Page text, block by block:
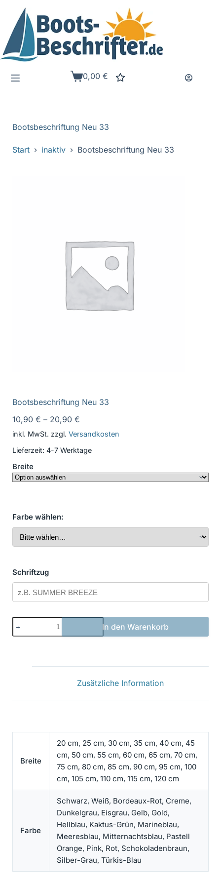
Inhalt
springen
Warenkorb
0,00€
Bootsbeschriftung Neu 33
Start inaktiv Bootsbeschriftung Neu 33
Bootsbeschriftung Neu 33
10,90 € – 20,90 €
inkl. MwSt. zzgl. Versandkosten
Lieferzeit: 4-7 Werktage
Breite
Farbe wählen:
Schriftzug
Bootsbeschriftung
Neu
In den Warenkorb
Zusätzliche Information
Breite
20 cm, 25 cm, 30 cm, 35 cm, 40 cm, 45
cm, 50 cm, 55 cm, 60 cm, 65 cm, 70 cm,
75 cm, 80 cm, 85 cm, 90 cm, 95 cm, 100
cm, 105 cm, 110 cm, 115 cm, 120 cm
Farbe
Schwarz, Weiß, Bordeaux-Rot, Creme,
Dunkelgrau, Eisgrau, Gelb, Gold,
Hellblau, Kaktus-Grün, Marineblau,
Meeresblau, Mitternachtsblau, Pastell
Orange, Pink, Rot, Schokoladenbraun,
Silber-Grau, Türkis-Blau